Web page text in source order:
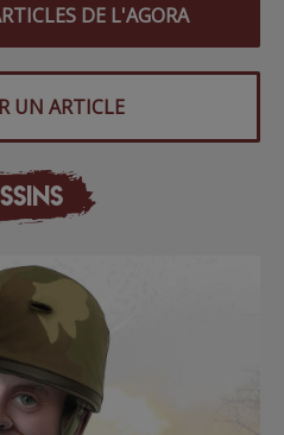
DE L'AGORA
UN ARTICLE